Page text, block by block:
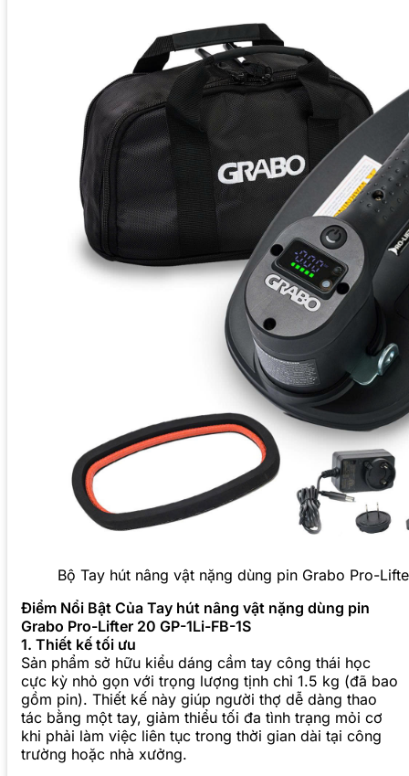
Bộ Tay hút nâng vật nặng dùng pin Grabo Pro-
Điểm Nổi Bật Của Tay hút nâng vật nặng dùng pin
Grabo Pro-Lifter 20 GP-1Li-FB-1S
1. Thiết kế tối ưu
Sản phẩm sở hữu kiểu dáng cầm tay công thái học
cực kỳ nhỏ gọn với trọng lượng tịnh chỉ 1.5 kg (đã bao
gồm pin). Thiết kế này giúp người thợ dễ dàng thao
tác bằng một tay, giảm thiểu tối đa tình trạng mỏi cơ
khi phải làm việc liên tục trong thời gian dài tại công
trường hoặc nhà xưởng.